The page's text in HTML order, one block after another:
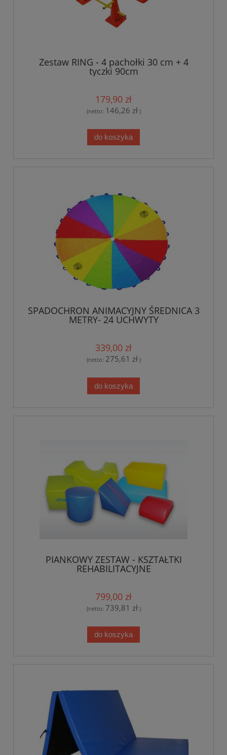
Zestaw RING - 4 pachołki 30 cm + 4
tyczki 90cm
179,90 zł
(netto: 146,26 zł)
do koszyka
SPADOCHRON ANIMACYJNY ŚREDNICA 3
METRY- 24 UCHWYTY
339,00 zł
(netto: 275,61 zł)
do koszyka
PIANKOWY ZESTAW - KSZTAŁTKI
REHABILITACYJNE
799,00 zł
(netto: 739,81 zł)
do koszyka